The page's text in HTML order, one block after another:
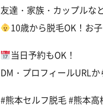
友達・家族・カップルな
10歳から脱毛OK！お
当日予約もOK！
DM・プロフィールURL
#熊本セルフ脱毛 #熊本高